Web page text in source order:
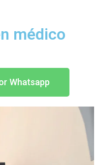
médico
Whatsapp